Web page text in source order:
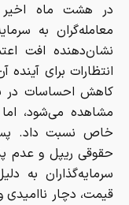
در هشت ماه
معامله‌گران به
نشان‌دهنده افت
انتظارات برای
کاهش احساسات در
مشاهده می‌شود،
خاص نسبت داد.
حقوقی ریپل و عدم
سرمایه‌گذاران به
قیمت، دچار